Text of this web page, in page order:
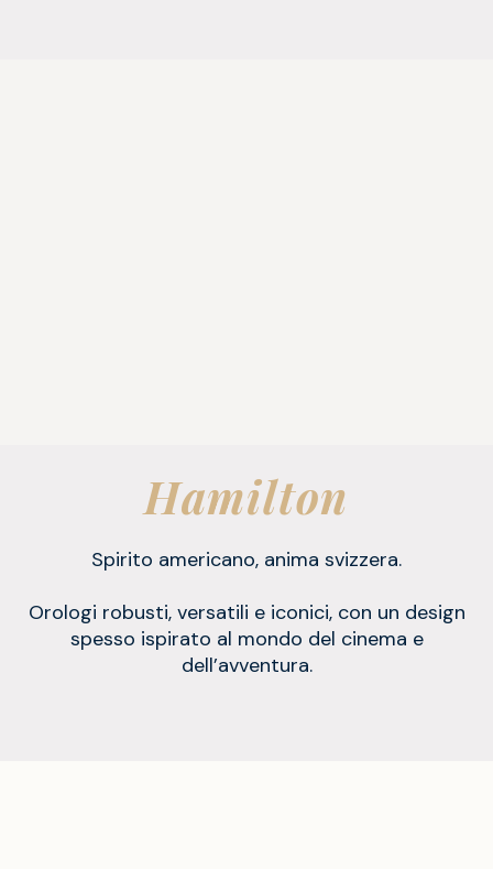
Hamilton
Spirito americano, anima svizzera.
Orologi robusti, versatili e iconici, con un design
spesso ispirato al mondo del cinema e
dell’avventura.